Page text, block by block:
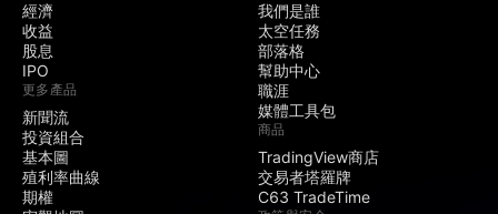
經濟
收益
股息
IPO
更多產品
新聞流
投資組合
基本圖
殖利率曲線
期權
我們是誰
太空任務
部落格
幫助中心
職涯
媒體工具包
商品
TradingView商店
交易者塔羅牌
C63 TradeTime